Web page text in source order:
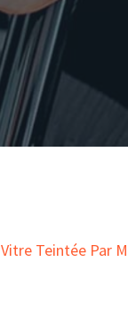
Vitre Teintée Par